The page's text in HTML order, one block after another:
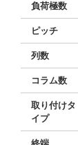
負荷極数
ピッチ
列数
コラム数
取り付けタ
イプ